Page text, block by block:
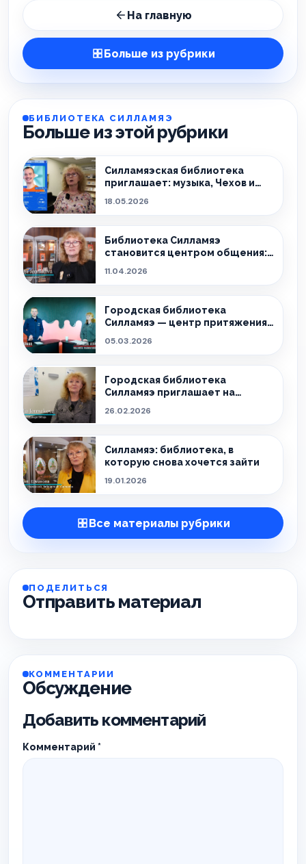
На главную
Больше из рубрики
БИБЛИОТЕКА СИЛЛАМЯЭ
Больше из этой рубрики
Силламяэская библиотека
приглашает: музыка, Чехов и
ближайшие недели
18.05.2026
Библиотека Силламяэ
становится центром общения:
новые смыслы
11.04.2026
Городская библиотека
Силламяэ — центр притяжения
05.03.2026
Городская библиотека
Силламяэ приглашает на
26.02.2026
Силламяэ: библиотека, в
которую снова хочется зайти
19.01.2026
Все материалы рубрики
ПОДЕЛИТЬСЯ
Отправить материал
КОММЕНТАРИИ
Обсуждение
Добавить комментарий
Комментарий *